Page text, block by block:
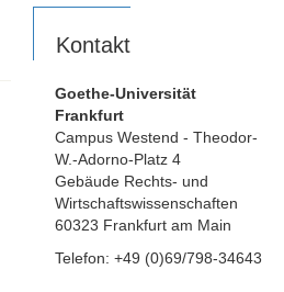
Kontakt
Goethe-Universität
Frankfurt
Campus Westend - Theodor-
W.-Adorno-Platz 4
Gebäude Rechts- und
Wirtschaftswissenschaften
60323 Frankfurt am Main
Telefon: +49 (0)69/798-34643